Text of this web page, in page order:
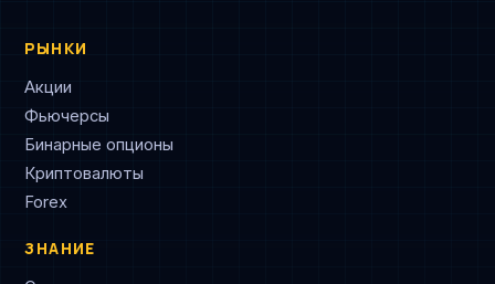
РЫНКИ
Акции
Фьючерсы
Бинарные опционы
Криптовалюты
Forex
ЗНАНИЕ